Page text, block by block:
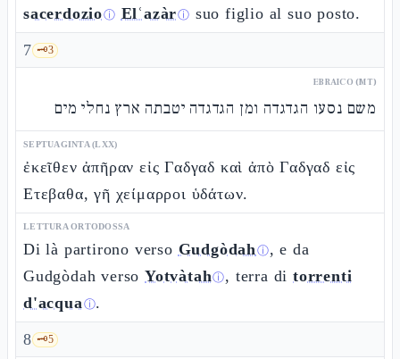
sacerdozioⓘ Elʿazàrⓘ suo figlio al suo posto.
7 🗝️3
EBRAICO (MT)
משם נסעו הגדגדה ומן הגדגדה יטבתה ארץ נחלי מים
SEPTUAGINTA (LXX)
ἐκεῖθεν ἀπῆραν εἰς Γαδγαδ καὶ ἀπὸ Γαδγαδ εἰς
Ετεβαθα, γῆ χείμαρροι ὑδάτων.
LETTURA ORTODOSSA
Di là partirono verso Gudgòdahⓘ, e da
Gudgòdah versoYotvàtahⓘ, terra ditorrenti
d'acquaⓘ.
8 🗝️5